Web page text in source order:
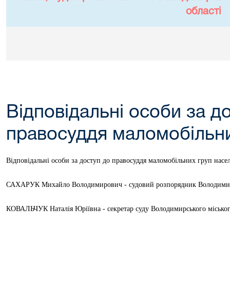
області
Відповідальні особи за
правосуддя
Відповідальні особи за доступ до правосуддя маломобільних груп
САХАРУК Михайло Володимирович - судовий розпорядник
КОВАЛЬЧУК Наталія Юріївна - секретар суду Володимирського